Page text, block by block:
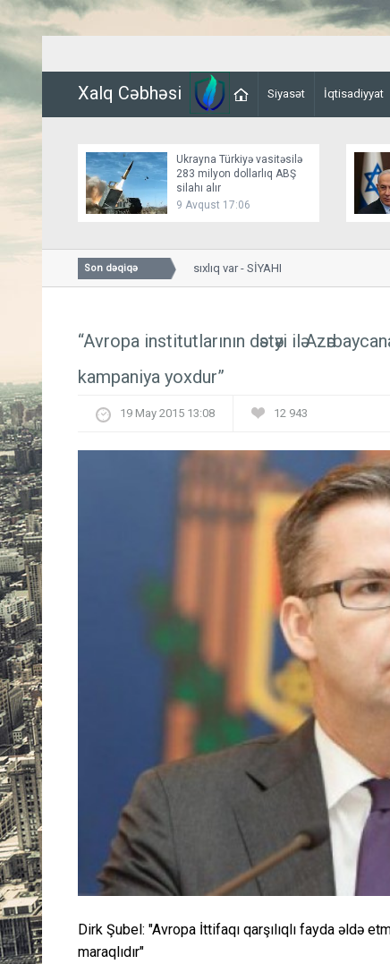
Xalq Cəbhəsi Siyasət İqtisadiyyat
Ukrayna Türkiyə vasitəsilə
283 milyon dollarlıq ABŞ
silahı alır
9 Avqust 17:06
Son dəqiqə
Bakıda bu yollarda sıxlıq var - SİYAHI
“Avropa institutlarının dәstәyi ilә
kampaniya yoxdur”
19 May 2015 13:08 12 943
Dirk Şubel: "Avropa İttifaqı qarşılıqlı fayda әldә
maraqlıdır"